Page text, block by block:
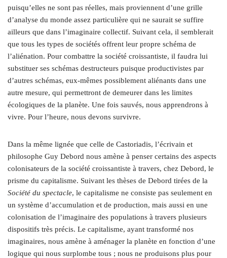
puisqu’elles ne sont pas réelles, mais proviennent d’une grille
d’analyse du monde assez particulière qui ne saurait se suffire
ailleurs que dans l’imaginaire collectif. Suivant cela, il semblerait
que tous les types de sociétés offrent leur propre schéma de
l’aliénation. Pour combattre la société croissantiste, il faudra lui
substituer ses schémas destructeurs puisque productivistes par
d’autres schémas, eux-mêmes possiblement aliénants dans une
autre mesure, qui permettront de demeurer dans les limites
écologiques de la planète. Une fois sauvés, nous apprendrons à
vivre. Pour l’heure, nous devons survivre.
Dans la même lignée que celle de Castoriadis, l’écrivain et
philosophe Guy Debord nous amène à penser certains des aspects
colonisateurs de la société croissantiste à travers, chez Debord, le
prisme du capitalisme. Suivant les thèses de Debord tirées de la
Société du spectacle, le capitalisme ne consiste pas seulement en
un système d’accumulation et de production, mais aussi en une
colonisation de l’imaginaire des populations à travers plusieurs
dispositifs très précis. Le capitalisme, ayant transformé nos
imaginaires, nous amène à aménager la planète en fonction d’une
logique qui nous surplombe tous ; nous ne produisons plus pour